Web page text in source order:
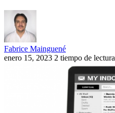
Fabrice Mainguené
enero 15, 2023 2 tiempo de lectura